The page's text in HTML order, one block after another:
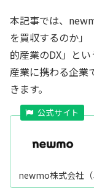
本記事では、
を買収するのか
的産業のDX」と
産業に携わる企業
きます。
newmo株式会社